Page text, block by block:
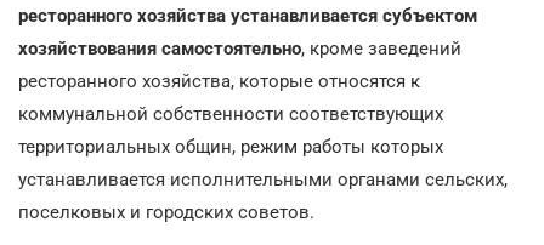
ресторанного хозяйства устанавливается субъектом
хозяйствования самостоятельно, кроме заведений
ресторанного хозяйства, которые относятся к
коммунальной собственности соответствующих
территориальных общин, режим работы которых
устанавливается исполнительными органами сельских,
поселковых и городских советов.